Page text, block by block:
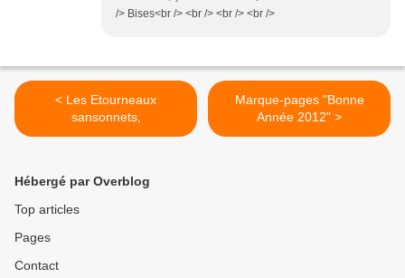
/> Bises<br /> <br /> <br /> <br />
< Les Etourneaux
sansonnets,
Marque-pages "Bonne
Année 2012" >
Hébergé par Overblog
Top articles
Pages
Contact